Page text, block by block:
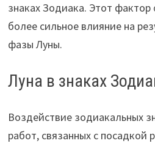
знаках Зодиака. Этот
более сильное влияние на
фазы Луны.
Луна в знаках
Воздействие зодиакальных
работ, связанных с посадкой